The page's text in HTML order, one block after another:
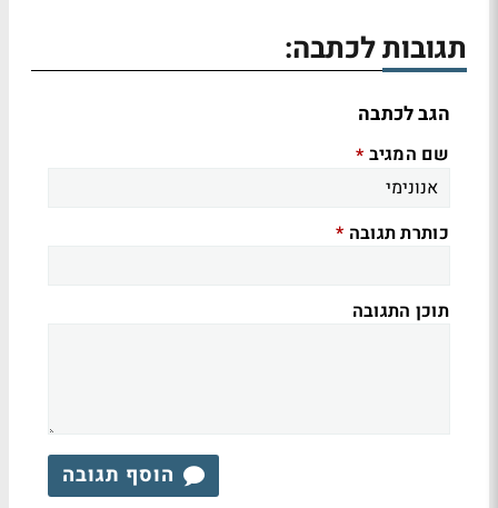
תגובות לכתבה:
הגב לכתבה
שם המגיב *
כותרת תגובה *
תוכן התגובה
הוסף תגובה